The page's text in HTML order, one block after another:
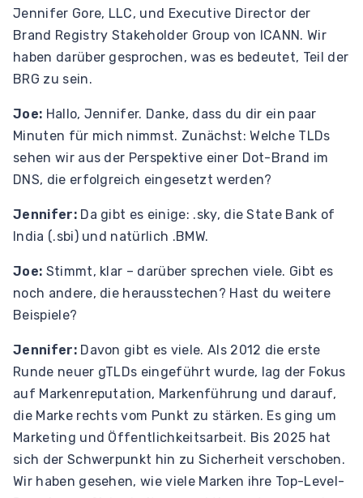
Jennifer Gore, LLC, und Executive Director der
Brand Registry Stakeholder Group von ICANN. Wir
haben darüber gesprochen, was es bedeutet, Teil der
BRG zu sein.
Joe: Hallo, Jennifer. Danke, dass du dir ein paar
Minuten für mich nimmst. Zunächst: Welche TLDs
sehen wir aus der Perspektive einer Dot-Brand im
DNS, die erfolgreich eingesetzt werden?
Jennifer:Da gibt es einige: .sky, die State Bank of
India (.sbi) und natürlich .BMW.
Joe: Stimmt, klar – darüber sprechen viele. Gibt es
noch andere, die herausstechen? Hast du weitere
Beispiele?
Jennifer:Davon gibt es viele. Als 2012 die erste
Runde neuer gTLDs eingeführt wurde, lag der Fokus
auf Markenreputation, Markenführung und darauf,
die Marke rechts vom Punkt zu stärken. Es ging um
Marketing und Öffentlichkeitsarbeit. Bis 2025 hat
sich der Schwerpunkt hin zu Sicherheit verschoben.
Wir haben gesehen, wie viele Marken ihre Top-Level-